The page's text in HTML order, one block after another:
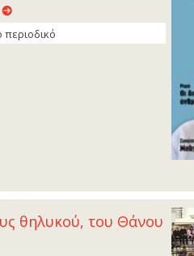
περιοδικό
θηλυκού, του Θάνου